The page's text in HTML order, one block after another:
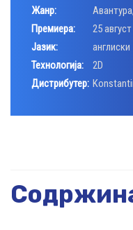
Жанр:
Авантура,
Премиера:
25
Јазик:
англиски
Технологија:
2D
Дистрибутер: